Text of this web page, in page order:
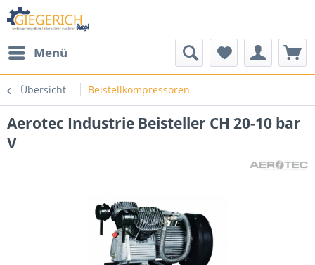
Menü
Übersicht Beistellkompressoren
Aerotec Industrie Beisteller CH 20-10 bar
V